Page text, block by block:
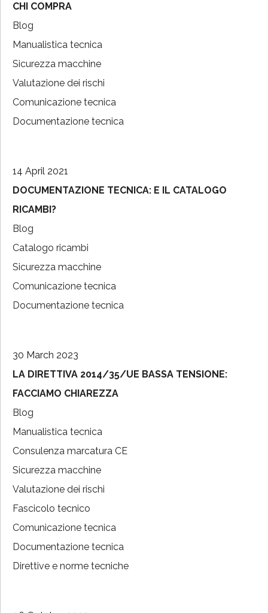
CHI COMPRA
Blog
Manualistica tecnica
Sicurezza macchine
Valutazione dei rischi
Comunicazione tecnica
Documentazione tecnica
14 April 2021
DOCUMENTAZIONE TECNICA: E IL CATALOGO
RICAMBI?
Blog
Catalogo ricambi
Sicurezza macchine
Comunicazione tecnica
Documentazione tecnica
30 March 2023
LA DIRETTIVA 2014/35/UE BASSA TENSIONE:
FACCIAMO CHIAREZZA
Blog
Manualistica tecnica
Consulenza marcatura CE
Sicurezza macchine
Valutazione dei rischi
Fascicolo tecnico
Comunicazione tecnica
Documentazione tecnica
Direttive e norme tecniche